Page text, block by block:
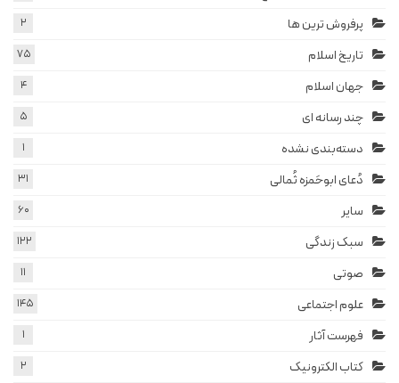
پرفروش ترین ها 2
تاریخ اسلام 75
جهان اسلام 4
چند رسانه ای 5
دسته‌بندی نشده 1
دُعای ابوحَمزه ثُمالی 31
سایر 60
سبک زندگی 122
صوتی 11
علوم اجتماعی 145
فهرست آثار 1
کتاب الکترونیک 2